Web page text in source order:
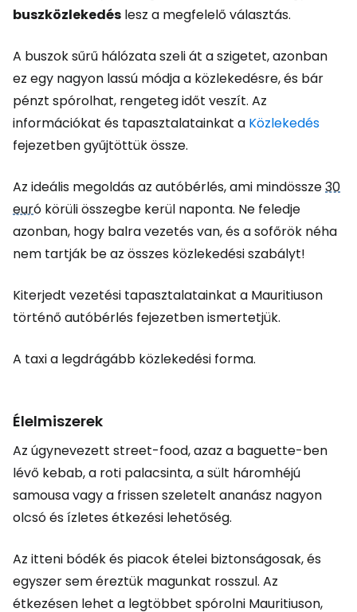
buszközlekedés lesz a megfelelő választás.
A buszok sűrű hálózata szeli át a szigetet, azonban
ez egy nagyon lassú módja a közlekedésre, és bár
pénzt spórolhat, rengeteg időt veszít. Az
információkat és tapasztalatainkat a Közlekedés
fejezetben gyűjtöttük össze.
Az ideális megoldás az autóbérlés, ami mindössze30
euró körüli összegbe kerül naponta. Ne feledje
azonban, hogy balra vezetés van, és a sofőrök néha
nem tartják be az összes közlekedési szabályt!
Kiterjedt vezetési tapasztalatainkat a Mauritiuson
történő autóbérlés fejezetben ismertetjük.
A taxi a legdrágább közlekedési forma.
Élelmiszerek
Az úgynevezett street-food, azaz a baguette-ben
lévő kebab, a roti palacsinta, a sült háromhéjú
samousa vagy a frissen szeletelt ananász nagyon
olcsó és ízletes étkezési lehetőség.
Az itteni bódék és piacok ételei biztonságosak, és
egyszer sem éreztük magunkat rosszul. Az
étkezésen lehet a legtöbbet spórolni Mauritiuson,